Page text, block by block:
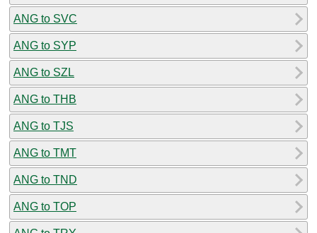
ANG to SVC
ANG to SYP
ANG to SZL
ANG to THB
ANG to TJS
ANG to TMT
ANG to TND
ANG to TOP